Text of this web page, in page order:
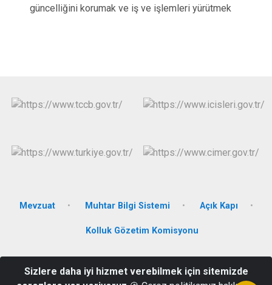
güncelliğini korumak ve iş ve işlemleri yürütmek
Mevzuat Muhtar Bilgi Sistemi Açık Kapı
Kolluk Gözetim Komisyonu
İncesu/KAYSERİ
Sizlere daha iyi hizmet verebilmek için sitemizde